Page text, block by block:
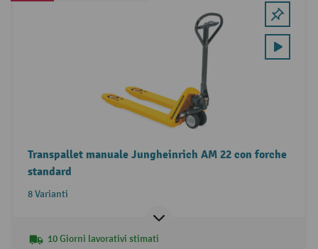
Transpallet manuale Jungheinrich AM 22 con forche
standard
8 Varianti
10 Giorni lavorativi stimati